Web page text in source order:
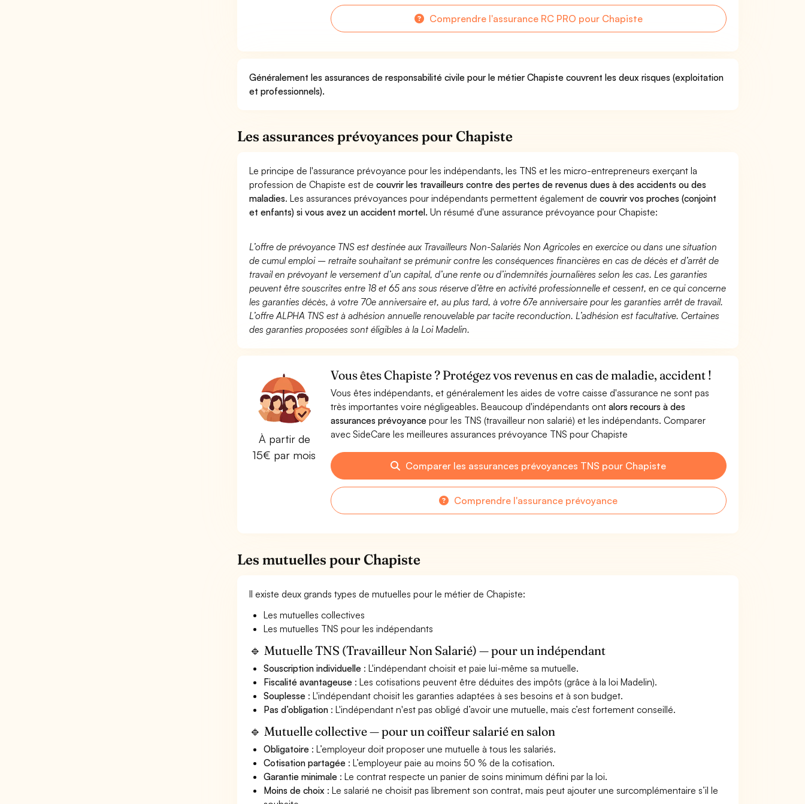
Comprendre l'assurance RC PRO pour Chapiste
Généralement les assurances de responsabilité civile pour le métier Chapiste couvrent les deux risques (exploitation
et professionnels).
Les assurances prévoyances pour Chapiste
Le principe de l'assurance prévoyance pour les indépendants, les TNS et les micro-entrepreneurs exerçant la
profession de Chapiste est decouvrir les travailleurs contre des pertes de revenus dues à des accidents ou des
maladies. Les assurances prévoyances pour indépendants permettent également decouvrir vos proches (conjoint
et enfants) si vous avez un accident mortel. Un résumé d'une assurance prévoyance pour Chapiste:
L’offre de prévoyance TNS est destinée aux Travailleurs Non-Salariés Non Agricoles en exercice ou dans une situation
de cumul emploi – retraite souhaitant se prémunir contre les conséquences financières en cas de décès et d’arrêt de
travail en prévoyant le versement d’un capital, d’une rente ou d’indemnités journalières selon les cas. Les garanties
peuvent être souscrites entre 18 et 65 ans sous réserve d’être en activité professionnelle et cessent, en ce qui concerne
les garanties décès, à votre 70e anniversaire et, au plus tard, à votre 67e anniversaire pour les garanties arrêt de travail.
L’offre ALPHA TNS est à adhésion annuelle renouvelable par tacite reconduction. L’adhésion est facultative. Certaines
des garanties proposées sont éligibles à la Loi Madelin.
À partir de
15€ par mois
Vous êtes Chapiste ? Protégez vos revenus en cas de maladie, accident !
Vous êtes indépendants, et généralement les aides de votre caisse d'assurance ne sont pas
très importantes voire négligeables. Beaucoup d'indépendants ont alors recours à des
assurances prévoyancepour les TNS (travailleur non salarié) et les indépendants. Comparer
avec SideCare les meilleures assurances prévoyance TNS pour Chapiste
Comparer les assurances prévoyances TNS pour Chapiste
Comprendre l'assurance prévoyance
Les mutuelles pour Chapiste
Il existe deux grands types de mutuelles pour le métier de Chapiste:
Les mutuelles collectives
Les mutuelles TNS pour les indépendants
🔹 Mutuelle TNS (Travailleur Non Salarié) — pour un indépendant
Souscription individuelle : L'indépendant choisit et paie lui-même sa mutuelle.
Fiscalité avantageuse : Les cotisations peuvent être déduites des impôts (grâce à la loi Madelin).
Souplesse : L'indépendant choisit les garanties adaptées à ses besoins et à son budget.
Pas d’obligation : L'indépendant n'est pas obligé d’avoir une mutuelle, mais c’est fortement conseillé.
🔹 Mutuelle collective — pour un coiffeur salarié en salon
Obligatoire : L’employeur doit proposer une mutuelle à tous les salariés.
Cotisation partagée : L’employeur paie au moins 50 % de la cotisation.
Garantie minimale : Le contrat respecte un panier de soins minimum défini par la loi.
Moins de choix : Le salarié ne choisit pas librement son contrat, mais peut ajouter une surcomplémentaire s’il le